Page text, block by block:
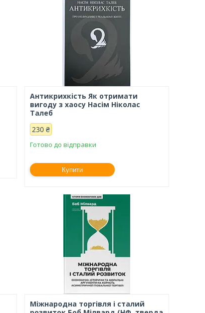
Антикрихкість Як отримати
вигоду з хаосу Насім Ніколас
Талеб
230 ₴
Готово до відправки
Купити
Міжнародна торгівля і сталий